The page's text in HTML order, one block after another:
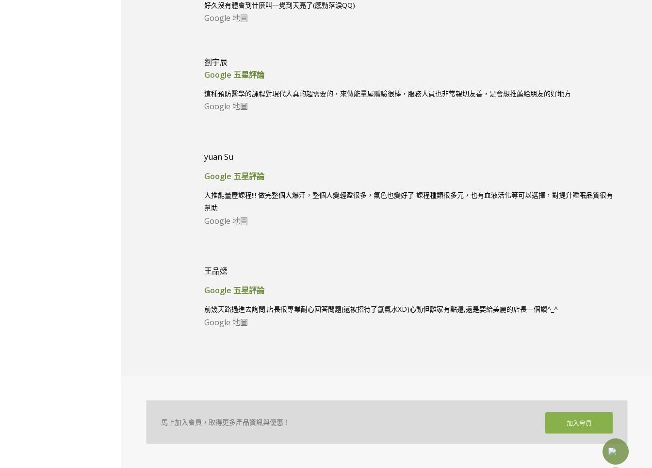
好久沒有體會到什麼叫一覺到天亮了(感動落淚QQ)
Google 地圖
劉宇辰
Google 五星評論
這種預防醫學的課程對現代人真的超需要的，來做能量屋體驗很棒，服務人員也非常親切友善，是會想推薦給朋友的好地方
Google 地圖
yuan Su
Google 五星評論
大推能量屋課程!!! 做完整個大爆汗，整個人變輕盈很多，氣色也變好了 課程種類很多元，也有血液活化等可以選擇，對提升睡眠品質很有
幫助
Google 地圖
王品媃
Google 五星評論
前幾天路過進去詢問.店長很專業耐心回答問題(還被招待了氫氣水XD)心動但離家有點遠,還是要給美麗的店長一個讚^_^
Google 地圖
馬上加入會員，取得更多產品資訊與優惠！ 加入會員